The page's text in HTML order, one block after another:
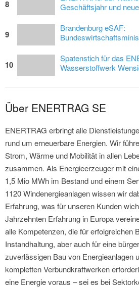
8
Geschäftsjahr und
9
Brandenburg eSAF:
10
Spatenstich für das
Wasserstoffwerk
Über ENERTRAG SE
ENERTRAG erbringt alle
rund um erneuerbare Energien. Wir
Strom, Wärme und Mobilität in allen
zusammen. Als Energieerzeuger mit
1,5 Mio MWh im Bestand und einem
1120 Windenergieanlagen wissen wir
Erfahrung, was für unseren Kunden
Jahrzehnten Erfahrung in Europa
alle Kompetenzen, die für erfolgreichen
Instandhaltung, aber auch für eine
zuverlässigen Bau von Energieanlagen
kompletten Verbundkraftwerken
eine Energie voraus – sei es bei